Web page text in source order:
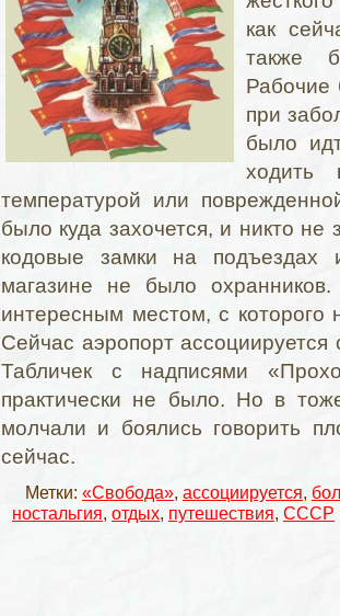
как
также
Рабочие
при
было
ходить
температурой или
было куда захочется, и никто не
кодовые замки на
магазине не было
интересным местом, с которого
Сейчас аэропорт ассоциируется
Табличек с надписями
практически не было. Но в
молчали и боялись говорить
сейчас.
Метки: «Свобода», ассоциируется,
ностальгия, отдых, путешествия, СССР